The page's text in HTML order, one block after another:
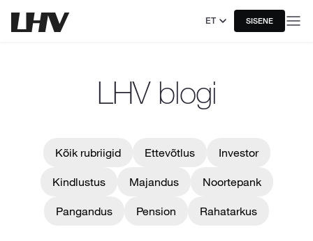
ET SISENE
LHV blogi
Kõik rubriigid Ettevõtlus Investor
Kindlustus Majandus Noortepank
Pangandus Pension Rahatarkus